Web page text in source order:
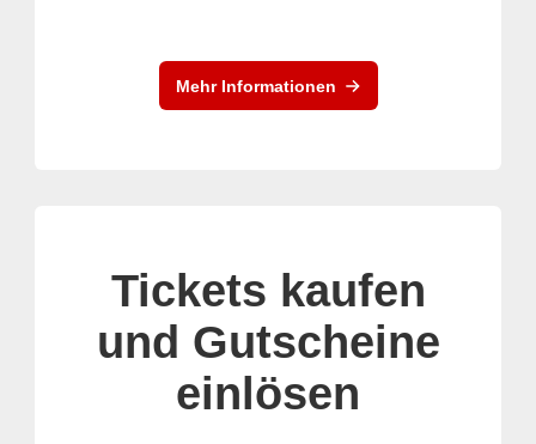
Mehr Informationen
Tickets kaufen
und Gutscheine
einlösen